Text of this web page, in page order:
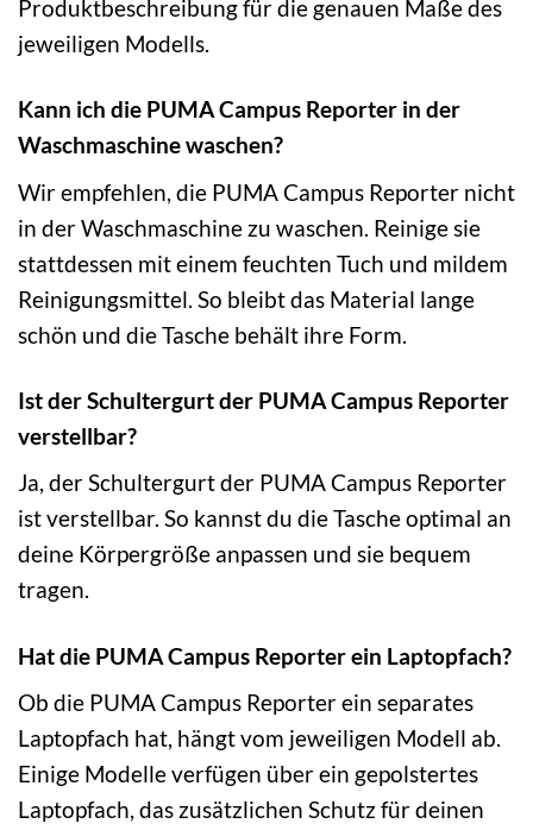
Produktbeschreibung für die genauen Maße des
jeweiligen Modells.
Kann ich die PUMA Campus Reporter in der
Waschmaschine waschen?
Wir empfehlen, die PUMA Campus Reporter nicht
in der Waschmaschine zu waschen. Reinige sie
stattdessen mit einem feuchten Tuch und mildem
Reinigungsmittel. So bleibt das Material lange
schön und die Tasche behält ihre Form.
Ist der Schultergurt der PUMA Campus Reporter
verstellbar?
Ja, der Schultergurt der PUMA Campus Reporter
ist verstellbar. So kannst du die Tasche optimal an
deine Körpergröße anpassen und sie bequem
tragen.
Hat die PUMA Campus Reporter ein Laptopfach?
Ob die PUMA Campus Reporter ein separates
Laptopfach hat, hängt vom jeweiligen Modell ab.
Einige Modelle verfügen über ein gepolstertes
Laptopfach, das zusätzlichen Schutz für deinen